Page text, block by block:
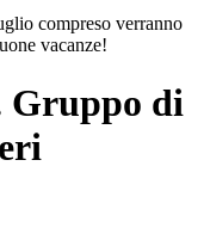
compreso verranno
vacanze!
Gruppo di